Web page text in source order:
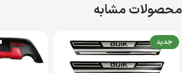
محصولات مشابه
جدید